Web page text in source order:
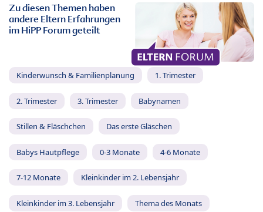
Zu diesen Themen haben
andere Eltern Erfahrungen
im HiPP Forum geteilt
Kinderwunsch & Familienplanung 1. Trimester
2. Trimester 3. Trimester Babynamen
Stillen & Fläschchen Das erste Gläschen
Babys Hautpflege 0-3 Monate 4-6 Monate
7-12 Monate Kleinkinder im 2. Lebensjahr
Kleinkinder im 3. Lebensjahr Thema des Monats